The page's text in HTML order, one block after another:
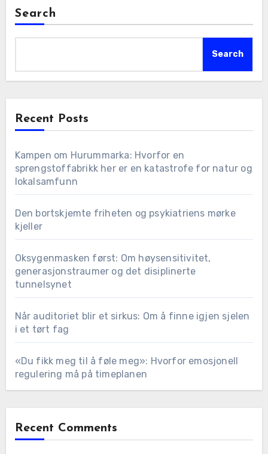
Search
Search
Recent Posts
Kampen om Hurummarka: Hvorfor en
sprengstoffabrikk her er en katastrofe for natur og
lokalsamfunn
Den bortskjemte friheten og psykiatriens mørke
kjeller
Oksygenmasken først: Om høysensitivitet,
generasjonstraumer og det disiplinerte
tunnelsynet
Når auditoriet blir et sirkus: Om å finne igjen sjelen
i et tørt fag
«Du fikk meg til å føle meg»: Hvorfor emosjonell
regulering må på timeplanen
Recent Comments